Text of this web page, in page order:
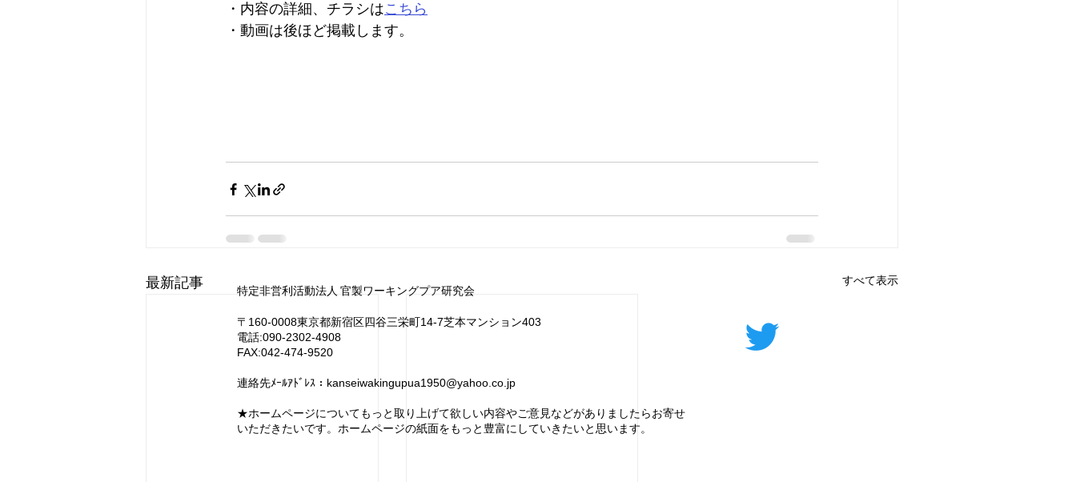
・内容の詳細、チラシはこちら
・動画は後ほど掲載します。
最新記事 すべて表示
特定非営利活動法人 官製ワーキングプア研究会
〒160-0008東京都新宿区四谷三栄町14‐7芝本マンション403
電話:090-2302-4908
FAX:042-474-9520
連絡先ﾒｰﾙｱﾄﾞﾚｽ： kanseiwakingupua1950@yahoo.co.jp
​★ホームページについてもっと取り上げて欲しい内容やご意見などがありましたらお寄せ
いただきたいです。ホームページの紙面をもっと豊富にしていきたいと思います。